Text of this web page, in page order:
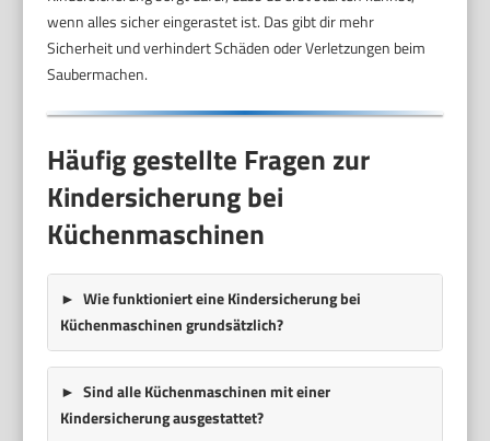
wenn alles sicher eingerastet ist. Das gibt dir mehr
Sicherheit und verhindert Schäden oder Verletzungen beim
Saubermachen.
Häufig gestellte Fragen zur
Kindersicherung bei
Küchenmaschinen
Wie funktioniert eine Kindersicherung bei
Küchenmaschinen grundsätzlich?
Sind alle Küchenmaschinen mit einer
Kindersicherung ausgestattet?